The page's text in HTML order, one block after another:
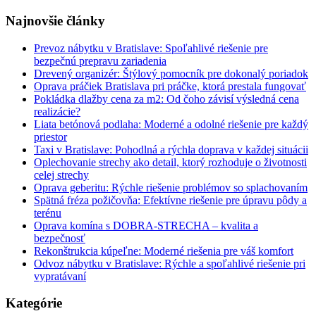
Najnovšie články
Prevoz nábytku v Bratislave: Spoľahlivé riešenie pre
bezpečnú prepravu zariadenia
Drevený organizér: Štýlový pomocník pre dokonalý poriadok
Oprava práčiek Bratislava pri práčke, ktorá prestala fungovať
Pokládka dlažby cena za m2: Od čoho závisí výsledná cena
realizácie?
Liata betónová podlaha: Moderné a odolné riešenie pre každý
priestor
Taxi v Bratislave: Pohodlná a rýchla doprava v každej situácii
Oplechovanie strechy ako detail, ktorý rozhoduje o životnosti
celej strechy
Oprava geberitu: Rýchle riešenie problémov so splachovaním
Spätná fréza požičovňa: Efektívne riešenie pre úpravu pôdy a
terénu
Oprava komína s DOBRA-STRECHA – kvalita a
bezpečnosť
Rekonštrukcia kúpeľne: Moderné riešenia pre váš komfort
Odvoz nábytku v Bratislave: Rýchle a spoľahlivé riešenie pri
vypratávaní
Kategórie